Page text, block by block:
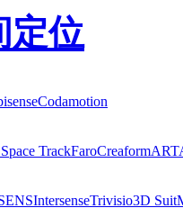
定位
Codamotion
TrackFaroCreaformART
IntersenseTrivisio3D Suit